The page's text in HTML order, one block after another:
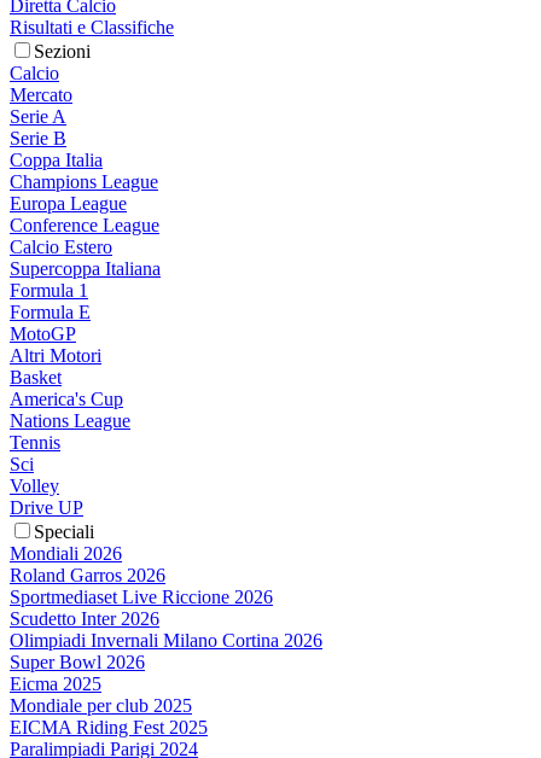
Diretta Calcio
Risultati e Classifiche
Sezioni
Calcio
Mercato
Serie A
Serie B
Coppa Italia
Champions League
Europa League
Conference League
Calcio Estero
Supercoppa Italiana
Formula 1
Formula E
MotoGP
Altri Motori
Basket
America's Cup
Nations League
Tennis
Sci
Volley
Drive UP
Speciali
Mondiali 2026
Roland Garros 2026
Sportmediaset Live Riccione 2026
Scudetto Inter 2026
Olimpiadi Invernali Milano Cortina 2026
Super Bowl 2026
Eicma 2025
Mondiale per club 2025
EICMA Riding Fest 2025
Paralimpiadi Parigi 2024